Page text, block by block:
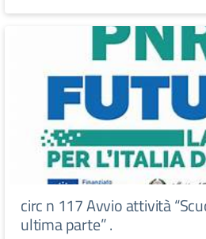
circ n 117 Avvio attività
ultima parte” .